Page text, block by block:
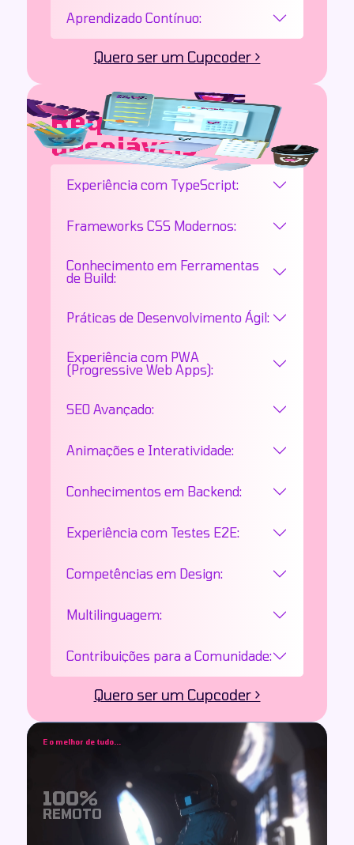
Aprendizado Contínuo:
Quero ser um Cupcoder >
Requisitos
desejáveis
Experiência com TypeScript:
Frameworks CSS Modernos:
Conhecimento em Ferramentas
de Build:
Práticas de Desenvolvimento Ágil:
Experiência com PWA
(Progressive Web Apps):
SEO Avançado:
Animações e Interatividade:
Conhecimentos em Backend:
Experiência com Testes E2E:
Competências em Design:
Multilinguagem:
Contribuições para a Comunidade:
Quero ser um Cupcoder >
E o melhor de tudo...
100%
REMOTO